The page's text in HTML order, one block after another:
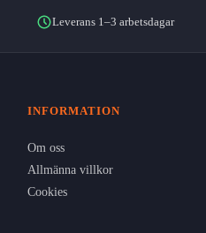
Leverans 1–3 arbetsdagar
INFORMATION
Om oss
Allmänna villkor
Cookies